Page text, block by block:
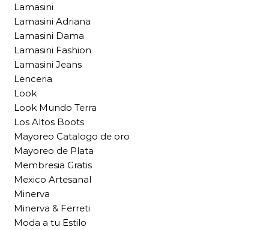
Lamasini
Lamasini Adriana
Lamasini Dama
Lamasini Fashion
Lamasini Jeans
Lenceria
Look
Look Mundo Terra
Los Altos Boots
Mayoreo Catalogo de oro
Mayoreo de Plata
Membresia Gratis
Mexico Artesanal
Minerva
Minerva & Ferreti
Moda a tu Estilo